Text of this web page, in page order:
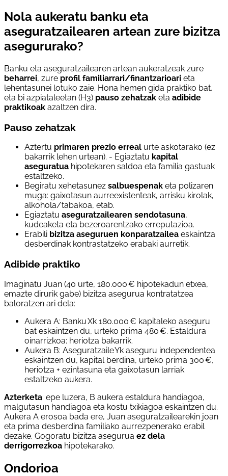
Nola aukeratu banku eta
aseguratzailearen artean zure bizitza
asegururako?
Banku eta aseguratzailearen artean aukeratzeak zure
beharrei, zure profil familiarrari/finantzarioari eta
lehentasunei lotuko zaie. Hona hemen gida praktiko bat,
eta bi azpiataleetan (H3) pauso zehatzak eta adibide
praktikoak azaltzen dira.
Pauso zehatzak
Aztertu primaren prezio erreal urte askotarako (ez
bakarrik lehen urtean). - Egiaztatu kapital
aseguratua hipotekaren saldoa eta familia gastuak
estaltzeko.
Begiratu xehetasunez salbuespenak eta polizaren
muga: gaixotasun aurreexistenteak, arrisku kirolak,
alkohola/tabakoa, etab.
Egiaztatu aseguratzailearen sendotasuna,
kudeaketa eta bezeroarentzako erreputazioa.
Erabili bizitza aseguruen konparatzailea eskaintza
desberdinak kontrastatzeko erabaki aurretik.
Adibide praktiko
Imaginatu Juan (40 urte, 180.000 € hipotekadun etxea,
emazte dirurik gabe) bizitza asegurua kontratatzea
baloratzen ari dela:
Aukera A: Banku Xk 180.000 € kapitaleko aseguru
bat eskaintzen du, urteko prima 480 €. Estaldura
oinarrizkoa: heriotza bakarrik.
Aukera B: Aseguratzaile Yk aseguru independentea
eskaintzen du, kapital berdina, urteko prima 300 €,
heriotza + ezintasuna eta gaixotasun larriak
estaltzeko aukera.
Azterketa: epe luzera, B aukera estaldura handiagoa,
malgutasun handiagoa eta kostu txikiagoa eskaintzen du.
Aukera A erosoa bada ere, Juan aseguratzailearekin joan
eta prima desberdina familiako aurrezpenerako erabil
dezake. Gogoratu bizitza asegurua ez dela
derrigorrezkoa hipotekarako.
Ondorioa